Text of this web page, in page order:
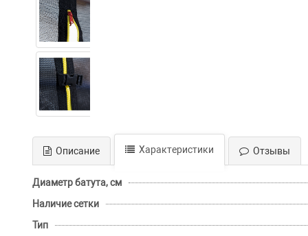
Описание Характеристики Отзывы
Диаметр батута, см
Наличие сетки
Тип